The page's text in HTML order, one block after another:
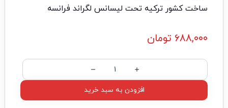
ساخت کشور ترکیه تحت لیسانس لگراند فرانسه
۶۸۸,۰۰۰ تومان
افزودن به سبد خرید